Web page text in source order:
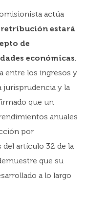
actúa
retribución estará
de
económicas.
entre los ingresos y
jurisprudencia y la
que un
anuales
por
artículo 32 de la
que su
a lo largo